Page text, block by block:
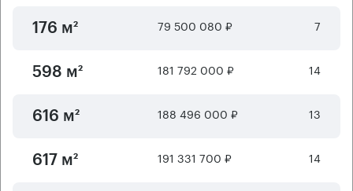
176 м² 79 500 080 ₽ 7
598 м² 181 792 000 ₽ 14
616 м² 188 496 000 ₽ 13
617 м² 191 331 700 ₽ 14